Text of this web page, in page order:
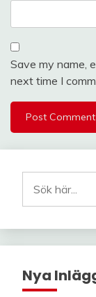
Save my name,
next time I
Nya